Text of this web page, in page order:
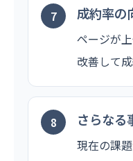
成約率の
ページが
改善して
さらなる
現在の課